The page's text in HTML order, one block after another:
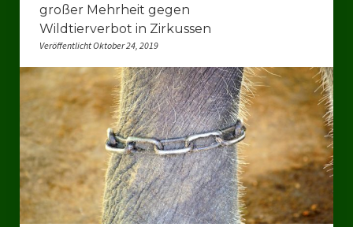
großer Mehrheit gegen
Wildtierverbot in Zirkussen
Veröffentlicht Oktober 24, 2019